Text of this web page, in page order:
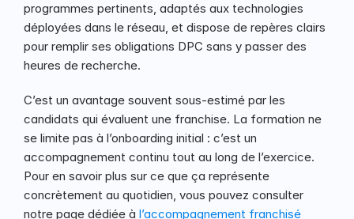
programmes pertinents, adaptés aux technologies
déployées dans le réseau, et dispose de repères clairs
pour remplir ses obligations DPC sans y passer des
heures de recherche.
C’est un avantage souvent sous-estimé par les
candidats qui évaluent une franchise. La formation ne
se limite pas à l’onboarding initial : c’est un
accompagnement continu tout au long de l’exercice.
Pour en savoir plus sur ce que ça représente
concrètement au quotidien, vous pouvez consulter
notre page dédiée à l’accompagnement franchisé